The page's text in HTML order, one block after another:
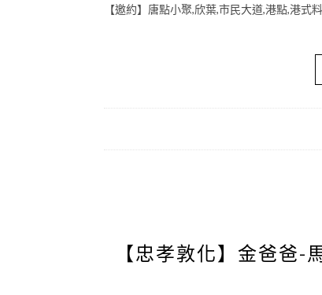
【邀約】唐點小聚,欣葉,市民大道,港點,港
【忠孝敦化】金爸爸-